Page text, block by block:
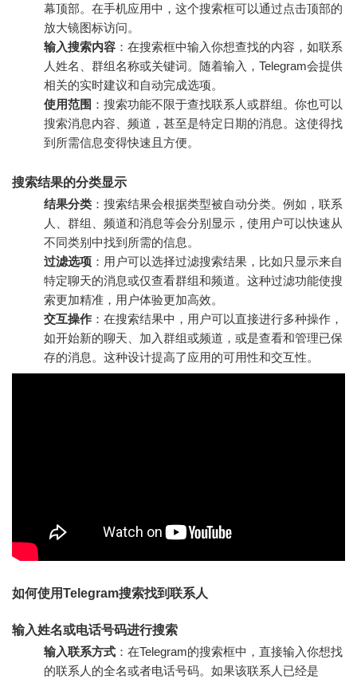
幕顶部。在手机应用中，这个搜索框可以通过点击顶部的
放大镜图标访问。
输入搜索内容 ：在搜索框中输入你想查找的内容，如联系
人姓名、群组名称或关键词。随着输入，Telegram会提供
相关的实时建议和自动完成选项。
使用范围 ：搜索功能不限于查找联系人或群组。你也可以
搜索消息内容、频道，甚至是特定日期的消息。这使得找
到所需信息变得快速且方便。
搜索结果的分类显示
结果分类 ：搜索结果会根据类型被自动分类。例如，联系
人、群组、频道和消息等会分别显示，使用户可以快速从
不同类别中找到所需的信息。
过滤选项 ：用户可以选择过滤搜索结果，比如只显示来自
特定聊天的消息或仅查看群组和频道。这种过滤功能使搜
索更加精准，用户体验更加高效。
交互操作 ：在搜索结果中，用户可以直接进行多种操作，
如开始新的聊天、加入群组或频道，或是查看和管理已保
存的消息。这种设计提高了应用的可用性和交互性。
如何使用Telegram搜索找到联系人
输入姓名或电话号码进行搜索
输入联系方式 ：在Telegram的搜索框中，直接输入你想找
的联系人的全名或者电话号码。如果该联系人已经是